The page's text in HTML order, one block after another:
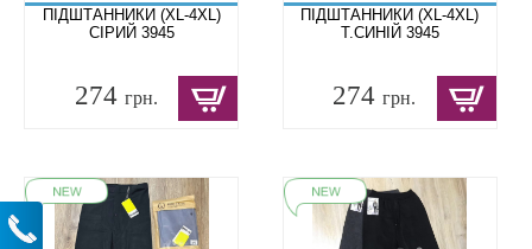
ПІДШТАННИКИ (XL-4XL)
СІРИЙ 3945
274 грн.
ПІДШТАННИКИ (XL-4XL)
Т.СИНІЙ 3945
274грн.